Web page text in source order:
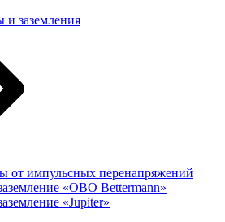
заземления
от импульсных перенапряжений
«OBO Bettermann»
«Jupiter»